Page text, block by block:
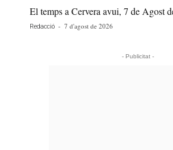
El temps a Cervera avui, 7 de Agost
Redacció - 7 d'agost de 2026
- Publicitat -